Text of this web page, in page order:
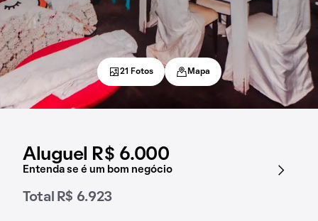
Aluguel R$ 6.000
Entenda se é um bom negócio
Total R$ 6.923
21 Fotos Mapa